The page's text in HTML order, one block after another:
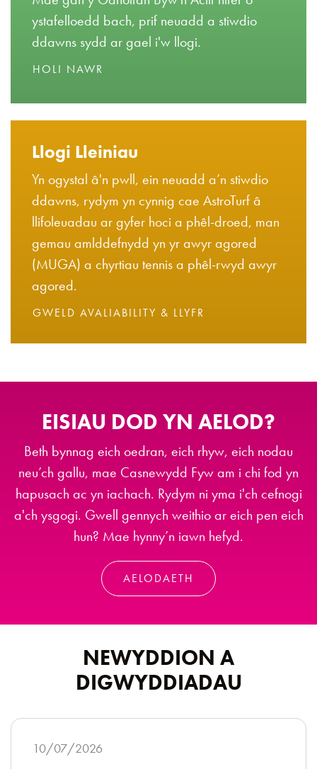
ystafelloedd bach, prif neuadd a stiwdio
ddawns sydd ar gael i'w llogi.
HOLI NAWR
Llogi Lleiniau
Yn ogystal â'n pwll, ein neuadd a’n stiwdio
ddawns, rydym yn cynnig cae AstroTurf â
llifoleuadau ar gyfer hoci a phêl-droed, man
gemau amlddefnydd yn yr awyr agored
(MUGA) a chyrtiau tennis a phêl-rwyd awyr
agored.
GWELD AVALIABILITY & LLYFR
EISIAU DOD YN AELOD?
Beth bynnag eich oedran, eich rhyw, eich nodau
neu’ch gallu, mae Casnewydd Fyw am i chi fod yn
hapusach ac yn iachach. Rydym ni yma i'ch cefnogi
a'ch ysgogi. Gwell gennych weithio ar eich pen eich
hun? Mae hynny’n iawn hefyd.
AELODAETH
NEWYDDION A
DIGWYDDIADAU
10/07/2026